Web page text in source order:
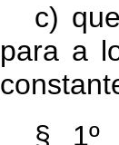
c)
para a
§ 1º